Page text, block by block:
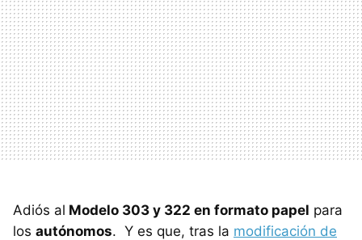
Adiós al Modelo 303 y 322 en formato papel para
los autónomos. Y es que, tras la modificación de